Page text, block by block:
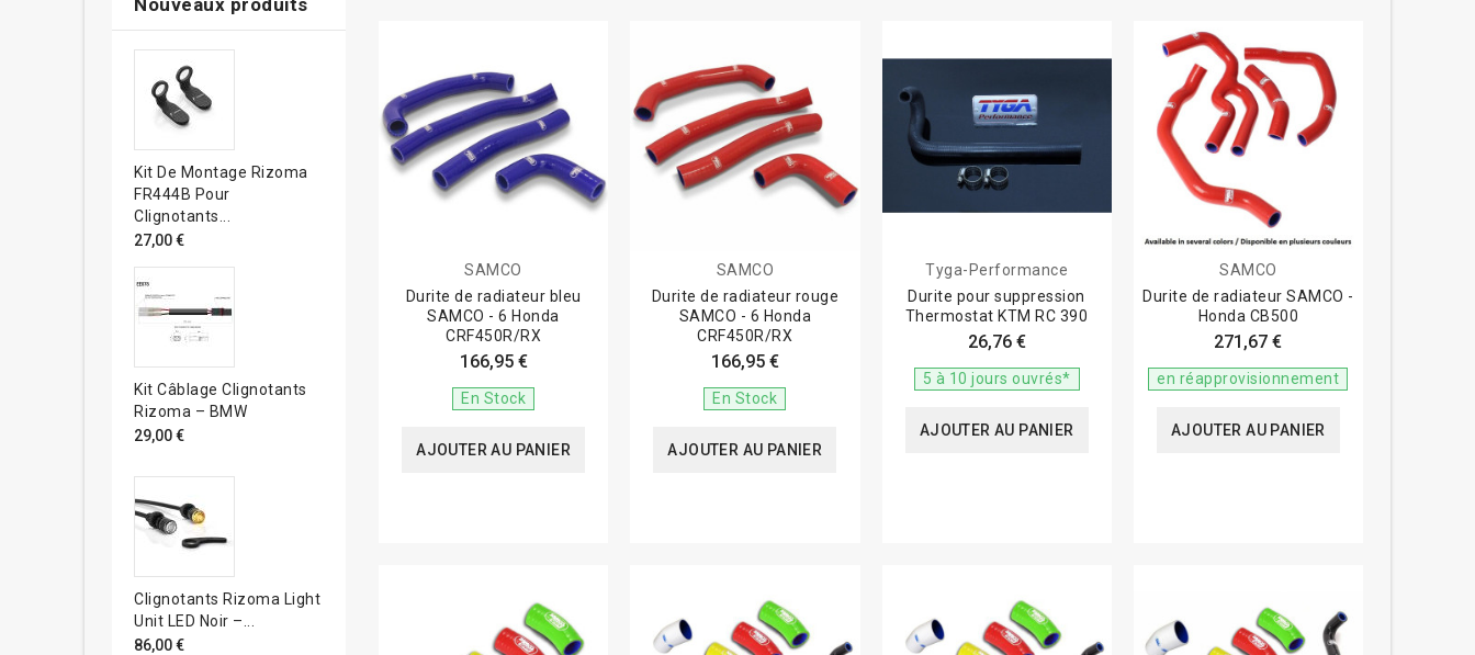
Kit De Montage Rizoma
FR444B Pour
Clignotants...
27,00 €
Kit Câblage Clignotants
Rizoma – BMW
29,00 €
Clignotants Rizoma Light
Unit LED Noir –...
86,00 €
SAMCO
Durite de radiateur bleu
SAMCO - 6 Honda
CRF450R/RX
166,95 €
En Stock
AJOUTER AU PANIER
SAMCO
Durite de radiateur rouge
SAMCO - 6 Honda
CRF450R/RX
166,95 €
En Stock
AJOUTER AU PANIER
Tyga-Performance
Durite pour suppression
Thermostat KTM RC 390
26,76 €
5 à 10 jours ouvrés*
AJOUTER AU PANIER
SAMCO
Durite de radiateur SAMCO -
Honda CB500
271,67 €
en réapprovisionnement
AJOUTER AU PANIER